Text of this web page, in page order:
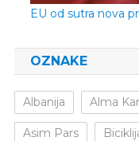
EU od sutra nova
OZNAKE
Albanija Alma
Asim Pars